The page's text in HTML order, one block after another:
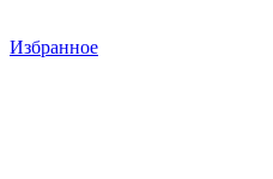
Избранное